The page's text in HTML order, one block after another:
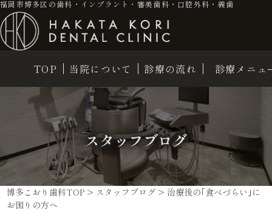
福岡市博多区の歯科・インプラント・審美歯科・口腔外科・義歯
TOP 当院について 診療の流れ 診療メニュ
スタッフブログ
博多こおり歯科TOP > スタッフブログ > 治療後の｢食べづらい｣に
お困りの方へ